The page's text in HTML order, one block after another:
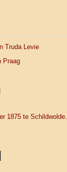
Truda Levie
Praag
1875 te Schildwolde.